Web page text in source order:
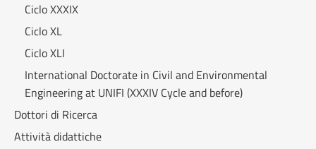
Ciclo XXXIX
Ciclo XL
Ciclo XLI
International Doctorate in Civil and Environmental
Engineering at UNIFI (XXXIV Cycle and before)
Dottori di Ricerca
Attività didattiche